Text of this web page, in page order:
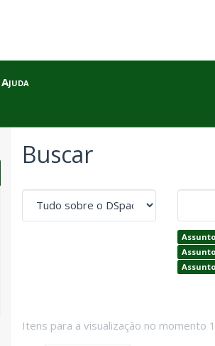
Ajuda
Buscar
Itens para a visualização no momento